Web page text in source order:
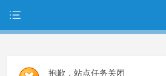
抱歉，站点任务关闭